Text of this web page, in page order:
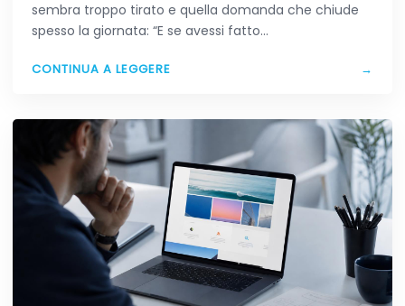
sembra troppo tirato e quella domanda che chiude
spesso la giornata: “E se avessi fatto…
CONTINUA A LEGGERE →